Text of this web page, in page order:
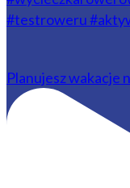
Planujesz wakacje